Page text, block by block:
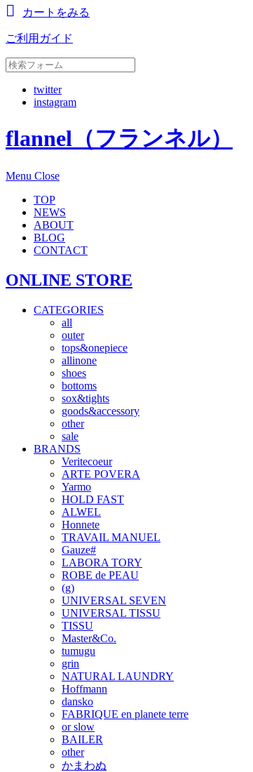
カートをみる
ご利用ガイド
twitter
instagram
flannel（フランネル）
Menu Close
TOP
NEWS
ABOUT
BLOG
CONTACT
ONLINE STORE
CATEGORIES
all
outer
tops&onepiece
allinone
shoes
bottoms
sox&tights
goods&accessory
other
sale
BRANDS
Veritecoeur
ARTE POVERA
Yarmo
HOLD FAST
ALWEL
Honnete
TRAVAIL MANUEL
Gauze#
LABORA TORY
ROBE de PEAU
(g)
UNIVERSAL SEVEN
UNIVERSAL TISSU
TISSU
Master&Co.
tumugu
grin
NATURAL LAUNDRY
Hoffmann
dansko
FABRIQUE en planete terre
or slow
BAILER
other
かまわぬ